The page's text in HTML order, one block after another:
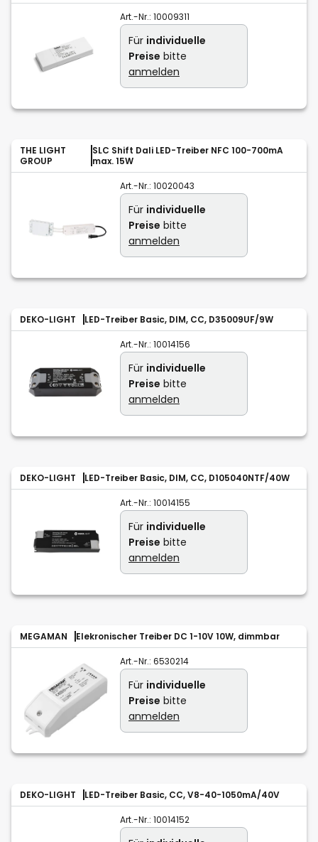
Art.-Nr.: 10009311
Für individuelle
Preise bitte
anmelden
THE LIGHT
GROUP
SLC Shift Dali LED-Treiber NFC 100-700mA
max. 15W
Art.-Nr.: 10020043
Für individuelle
Preise bitte
anmelden
DEKO-LIGHT LED-Treiber Basic, DIM, CC, D35009UF/9W
Art.-Nr.: 10014156
Für individuelle
Preise bitte
anmelden
DEKO-LIGHT LED-Treiber Basic, DIM, CC, D105040NTF/40W
Art.-Nr.: 10014155
Für individuelle
Preise bitte
anmelden
MEGAMAN Elekronischer Treiber DC 1-10V 10W, dimmbar
Art.-Nr.: 6530214
Für individuelle
Preise bitte
anmelden
DEKO-LIGHT LED-Treiber Basic, CC, V8-40-1050mA/40V
Art.-Nr.: 10014152